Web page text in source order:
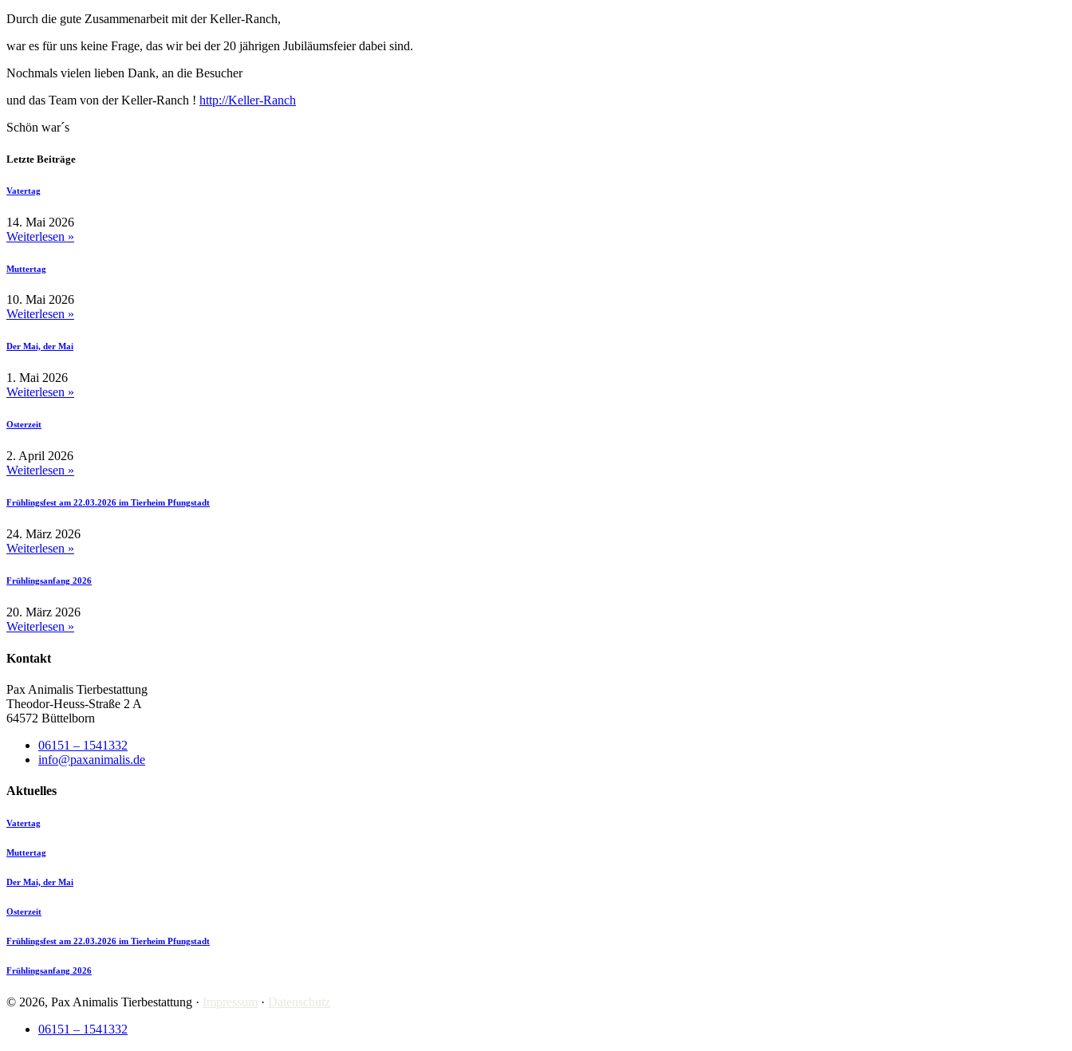
Durch die gute Zusammenarbeit mit der Keller-Ranch,
war es für uns keine Frage, das wir bei der 20 jährigen Jubiläumsfeier dabei sind.
Nochmals vielen lieben Dank, an die Besucher
und das Team von der Keller-Ranch ! http://Keller-Ranch
Schön war´s
Letzte Beiträge
Vatertag
14. Mai 2026
Weiterlesen »
Muttertag
10. Mai 2026
Weiterlesen »
Der Mai, der Mai
1. Mai 2026
Weiterlesen »
Osterzeit
2. April 2026
Weiterlesen »
Frühlingsfest am 22.03.2026 im Tierheim Pfungstadt
24. März 2026
Weiterlesen »
Frühlingsanfang 2026
20. März 2026
Weiterlesen »
Kontakt
Pax Animalis Tierbestattung
Theodor-Heuss-Straße 2 A
64572 Büttelborn
06151 – 1541332
info@paxanimalis.de
Aktuelles
Vatertag
Muttertag
Der Mai, der Mai
Osterzeit
Frühlingsfest am 22.03.2026 im Tierheim Pfungstadt
Frühlingsanfang 2026
© 2026, Pax Animalis Tierbestattung · Impressum · Datenschutz
06151 – 1541332